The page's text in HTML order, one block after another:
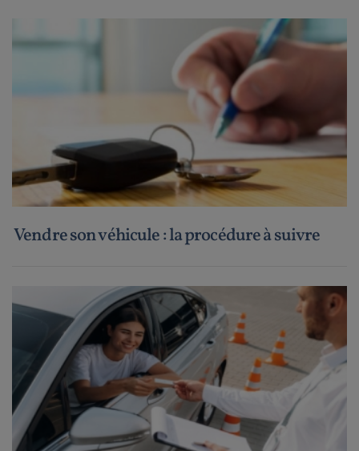
Vendre son véhicule : la procédure à suivre